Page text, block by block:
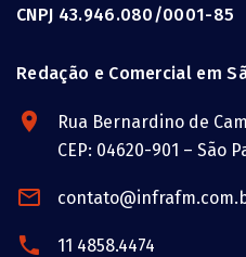
CNPJ 43.946.080/0001-85
Redação e Comercial em
Rua Bernardino de
CEP: 04620-901 – São
11 4858.4474